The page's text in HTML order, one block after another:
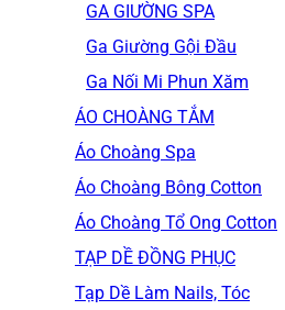
GA GIƯỜNG SPA
Ga Giường Gội Đầu
Ga Nối Mi Phun Xăm
ÁO CHOÀNG TẮM
Áo Choàng Spa
Áo Choàng Bông Cotton
Áo Choàng Tổ Ong Cotton
TẠP DỀ ĐỒNG PHỤC
Tạp Dề Làm Nails, Tóc